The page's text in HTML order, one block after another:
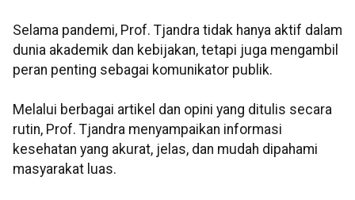
Selama pandemi, Prof. Tjandra tidak hanya aktif dalam
dunia akademik dan kebijakan, tetapi juga mengambil
peran penting sebagai komunikator publik.
Melalui berbagai artikel dan opini yang ditulis secara
rutin, Prof. Tjandra menyampaikan informasi
kesehatan yang akurat, jelas, dan mudah dipahami
masyarakat luas.